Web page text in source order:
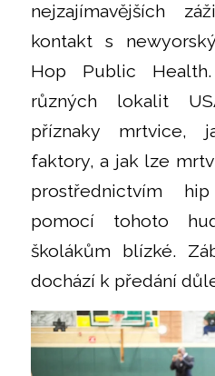
nejzajímavějších
kontakt s
Hop Public
různých lokalit
příznaky mrtvice,
faktory, a jak lze
prostřednictvím
pomocí tohoto
školákům blízké.
dochází k předání